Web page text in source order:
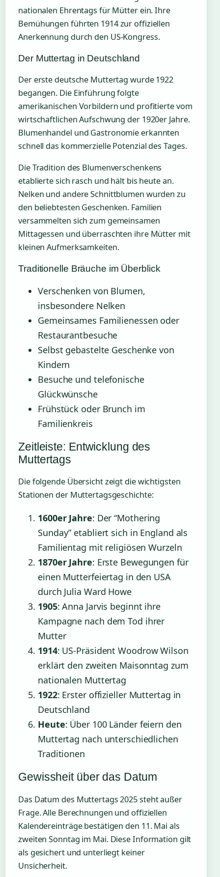
nationalen Ehrentags für Mütter ein. Ihre
Bemühungen führten 1914 zur offiziellen
Anerkennung durch den US-Kongress.
Der Muttertag in Deutschland
Der erste deutsche Muttertag wurde 1922
begangen. Die Einführung folgte
amerikanischen Vorbildern und profitierte vom
wirtschaftlichen Aufschwung der 1920er Jahre.
Blumenhandel und Gastronomie erkannten
schnell das kommerzielle Potenzial des Tages.
Die Tradition des Blumenverschenkens
etablierte sich rasch und hält bis heute an.
Nelken und andere Schnittblumen wurden zu
den beliebtesten Geschenken. Familien
versammelten sich zum gemeinsamen
Mittagessen und überraschten ihre Mütter mit
kleinen Aufmerksamkeiten.
Traditionelle Bräuche im Überblick
Verschenken von Blumen,
insbesondere Nelken
Gemeinsames Familienessen oder
Restaurantbesuche
Selbst gebastelte Geschenke von
Kindern
Besuche und telefonische
Glückwünsche
Frühstück oder Brunch im
Familienkreis
Zeitleiste: Entwicklung des
Muttertags
Die folgende Übersicht zeigt die wichtigsten
Stationen der Muttertagsgeschichte:
1600er Jahre: Der “Mothering
Sunday” etabliert sich in England als
Familientag mit religiösen Wurzeln
1870er Jahre: Erste Bewegungen für
einen Mutterfeiertag in den USA
durch Julia Ward Howe
1905: Anna Jarvis beginnt ihre
Kampagne nach dem Tod ihrer
Mutter
1914: US-Präsident Woodrow Wilson
erklärt den zweiten Maisonntag zum
nationalen Muttertag
1922: Erster offizieller Muttertag in
Deutschland
Heute: Über 100 Länder feiern den
Muttertag nach unterschiedlichen
Traditionen
Gewissheit über das Datum
Das Datum des Muttertags 2025 steht außer
Frage. Alle Berechnungen und offiziellen
Kalendereinträge bestätigen den 11. Mai als
zweiten Sonntag im Mai. Diese Information gilt
als gesichert und unterliegt keiner
Unsicherheit.